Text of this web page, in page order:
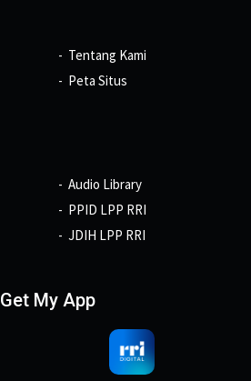
Tentang Kami
Peta Situs
Audio Library
PPID LPP RRI
JDIH LPP RRI
Get My App